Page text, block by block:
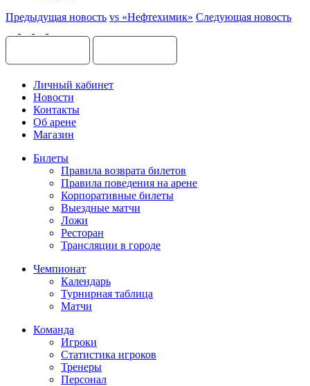
Предыдущая новость vs «Нефтехимик» Следующая новость
Личный кабинет
Новости
Контакты
Об арене
Магазин
Билеты
Правила возврата билетов
Правила поведения на арене
Корпоративные билеты
Выездные матчи
Ложи
Ресторан
Трансляции в городе
Чемпионат
Календарь
Турнирная таблица
Матчи
Команда
Игроки
Статистика игроков
Тренеры
Персонал